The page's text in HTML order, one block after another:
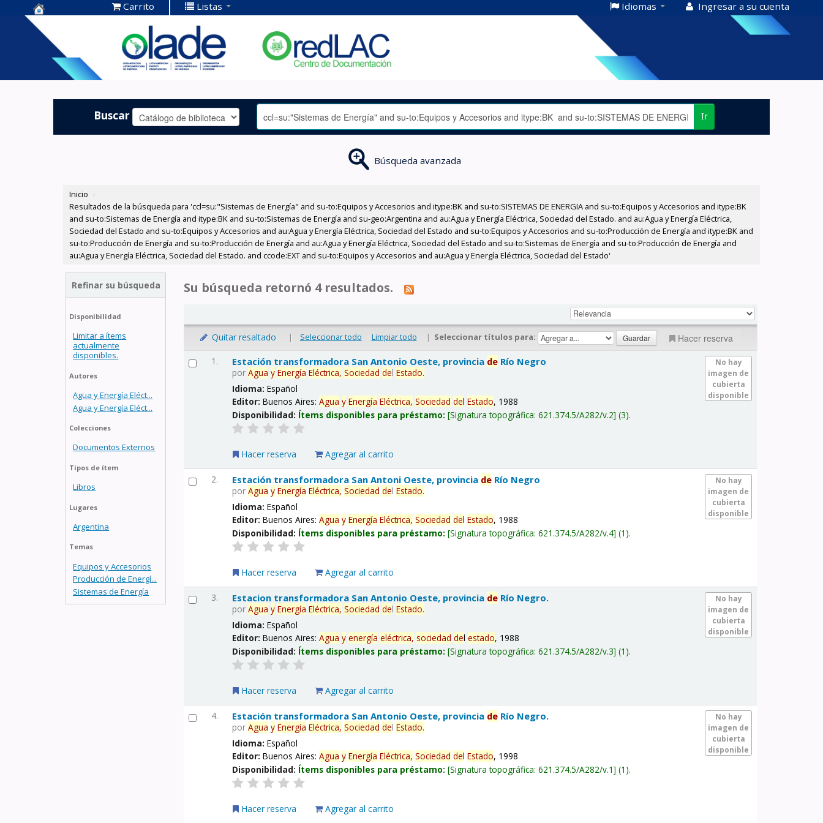
Centro de
Documentación
OLADE -
Carrito Listas Idiomas Ingresar a su cuenta
Buscar Ir
Búsqueda avanzada
Inicio ›
Resultados de la búsqueda para 'ccl=su:"Sistemas de Energía" and su-to:Equipos y Accesorios and itype:BK and su-to:SISTEMAS DE ENERGIA and su-to:Equipos y Accesorios and itype:BK
and su-to:Sistemas de Energía and itype:BK and su-to:Sistemas de Energía and su-geo:Argentina and au:Agua y Energía Eléctrica, Sociedad del Estado. and au:Agua y Energía Eléctrica,
Sociedad del Estado and su-to:Equipos y Accesorios and au:Agua y Energía Eléctrica, Sociedad del Estado and su-to:Equipos y Accesorios and su-to:Producción de Energía and itype:BK and
su-to:Producción de Energía and su-to:Producción de Energía and au:Agua y Energía Eléctrica, Sociedad del Estado and su-to:Sistemas de Energía and su-to:Producción de Energía and
au:Agua y Energía Eléctrica, Sociedad del Estado. and ccode:EXT and su-to:Equipos y Accesorios and au:Agua y Energía Eléctrica, Sociedad del Estado'
Refinar su búsqueda
Disponibilidad
Limitar a ítems
actualmente
disponibles.
Autores
Agua y Energía Eléct...
Agua y Energía Eléct...
Colecciones
Documentos Externos
Tipos de ítem
Libros
Lugares
Argentina
Temas
Equipos y Accesorios
Producción de Energí...
Sistemas de Energía
Su búsqueda retornó 4 resultados.
Quitar resaltado | Seleccionar todo Limpiar todo | Seleccionar títulos para: Hacer reserva
1.
No hay
imagen de
cubierta
disponible
Estación transformadora San Antonio Oeste, provincia de Río Negro
porAgua y Energía Eléctrica, Sociedad delEstado.
Idioma:Español
Editor:Buenos Aires:Agua y Energía Eléctrica, Sociedad delEstado, 1988
Disponibilidad: Ítems disponibles para préstamo: Signatura topográfica:621.374.5/A282/v.2 (3).
Hacer reserva Agregar al carrito
2.
No hay
imagen de
cubierta
disponible
Estación transformadora San Antoni Oeste, provincia de Río Negro
porAgua y Energía Eléctrica, Sociedad delEstado.
Idioma:Español
Editor:Buenos Aires:Agua y Energía Eléctrica, Sociedad delEstado, 1988
Disponibilidad: Ítems disponibles para préstamo: Signatura topográfica:621.374.5/A282/v.4 (1).
Hacer reserva Agregar al carrito
3.
No hay
imagen de
cubierta
disponible
Estacion transformadora San Antonio Oeste, provincia de Río Negro.
porAgua y Energía Eléctrica, Sociedad delEstado.
Idioma:Español
Editor:Buenos Aires:Agua y energía eléctrica, sociedad delestado, 1988
Disponibilidad: Ítems disponibles para préstamo: Signatura topográfica:621.374.5/A282/v.3 (1).
Hacer reserva Agregar al carrito
4.
No hay
imagen de
cubierta
disponible
Estación transformadora San Antonio Oeste, provincia de Río Negro.
porAgua y Energía Eléctrica, Sociedad delEstado.
Idioma:Español
Editor:Buenos Aires:Agua y Energía Eléctrica, Sociedad delEstado, 1998
Disponibilidad: Ítems disponibles para préstamo: Signatura topográfica:621.374.5/A282/v.1 (1).
Hacer reserva Agregar al carrito